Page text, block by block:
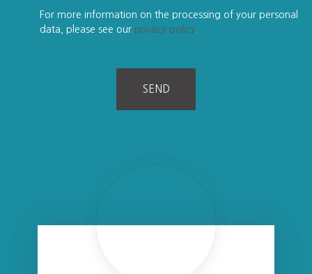
For more information on the processing of your personal
data, please see our privacy policy
SEND